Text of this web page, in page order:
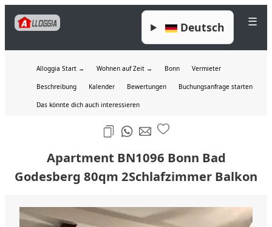
☰
Deutsch
Alloggia Start → Wohnen auf Zeit → Bonn Vermieter
Beschreibung Kalender Bewertungen Buchungsanfrage starten
Das könnte dich auch interessieren
Apartment BN1096 Bonn Bad
Godesberg 80qm 2Schlafzimmer Balkon